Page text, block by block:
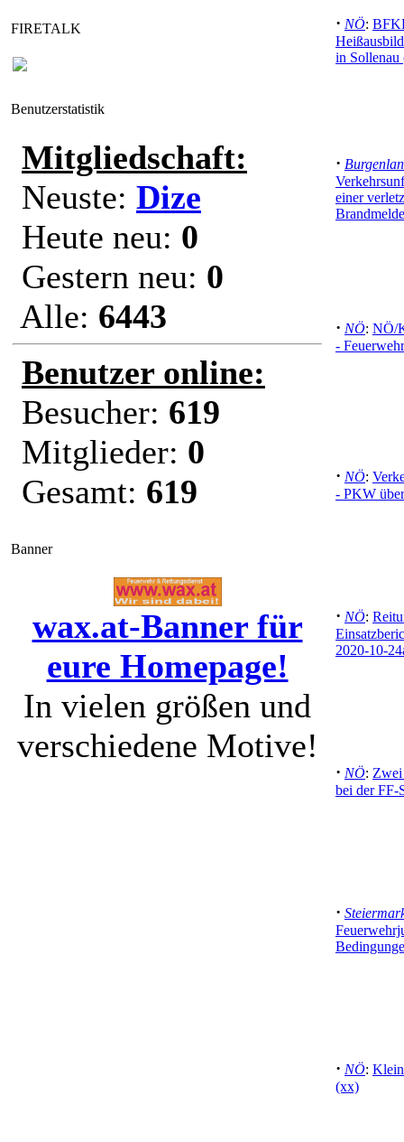
FIRETALK
Benutzerstatistik
Mitgliedschaft:
Neuste: Dize
Heute neu: 0
Gestern neu: 0
Alle: 6443
Benutzer online:
Besucher: 619
Mitglieder: 0
Gesamt: 619
Banner
wax.at-Banner für
eure Homepage!
In vielen größen und
verschiedene Motive!
· NÖ:
in Sollenau
·
einer
· NÖ: NÖ/
-
· NÖ:
- PKW
· NÖ:
2020-10-
· NÖ: Zwei
bei der FF-
·
· NÖ:
(xx)